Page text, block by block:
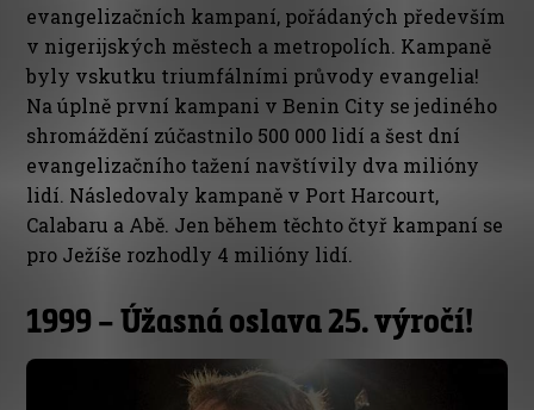
evangelizačních kampaní, pořádaných především
v nigerijských městech a metropolích. Kampaně
byly vskutku triumfálními průvody evangelia!
Na úplně první kampani v Benin City se jediného
shromáždění zúčastnilo 500 000 lidí a šest dní
evangelizačního tažení navštívily dva milióny
lidí. Následovaly kampaně v Port Harcourt,
Calabaru a Abě. Jen během těchto čtyř kampaní se
pro Ježíše rozhodly 4 milióny lidí.
1999 – Úžasná oslava 25. výročí!